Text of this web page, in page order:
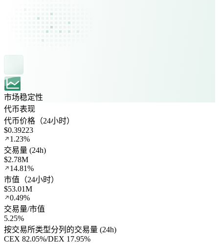
市场稳定性
代币表现
代币价格（24小时）
$0.39223
1.23%
交易量 (24h)
$2.78M
14.81%
市值（24小时）
$53.01M
0.49%
交易量/市值
5.25%
按交易所类型分列的交易量 (24h)
CEX 82.05%/DEX 17.95%